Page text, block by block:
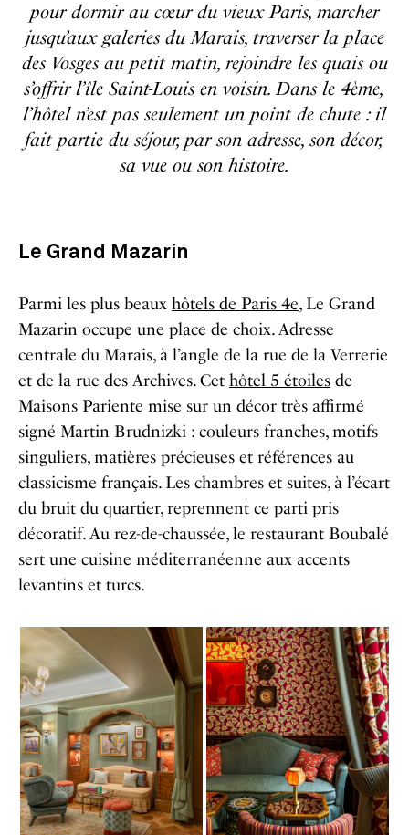
pour dormir au cœur du vieux Paris, marcher
jusqu’aux galeries du Marais, traverser la place
des Vosges au petit matin, rejoindre les quais ou
s’offrir l’île Saint-Louis en voisin. Dans le 4ème,
l’hôtel n’est pas seulement un point de chute : il
fait partie du séjour, par son adresse, son décor,
sa vue ou son histoire.
Le Grand Mazarin
Parmi les plus beaux hôtels de Paris 4e, Le Grand
Mazarin occupe une place de choix. Adresse
centrale du Marais, à l’angle de la rue de la Verrerie
et de la rue des Archives. Cet hôtel 5 étoiles de
Maisons Pariente mise sur un décor très affirmé
signé Martin Brudnizki : couleurs franches, motifs
singuliers, matières précieuses et références au
classicisme français. Les chambres et suites, à l’écart
du bruit du quartier, reprennent ce parti pris
décoratif. Au rez-de-chaussée, le restaurant Boubalé
sert une cuisine méditerranéenne aux accents
levantins et turcs.